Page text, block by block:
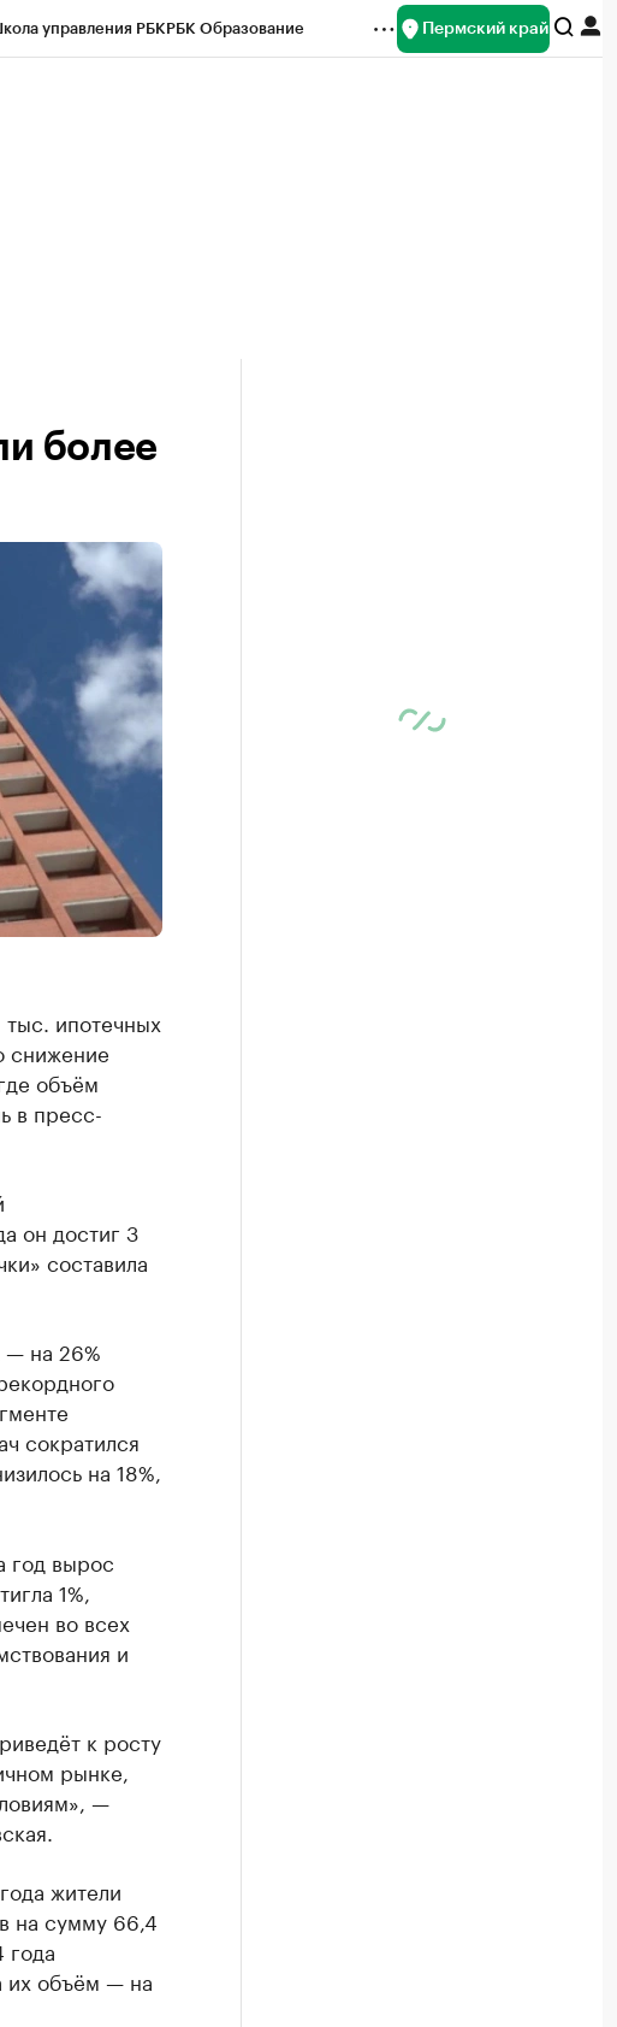
управления РБКРБК Образование Пермский край
более
ипотечных
снижение
объём
в пресс-
он достиг 3
составила
— на 26%
сократился
на 18%,
год вырос
1%,
во всех
и
к росту
рынке,
—
жители
на сумму 66,4
их объём — на